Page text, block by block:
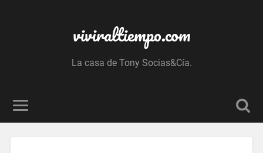
viviraltiempo.com
La casa de Tony Socias&Cía.